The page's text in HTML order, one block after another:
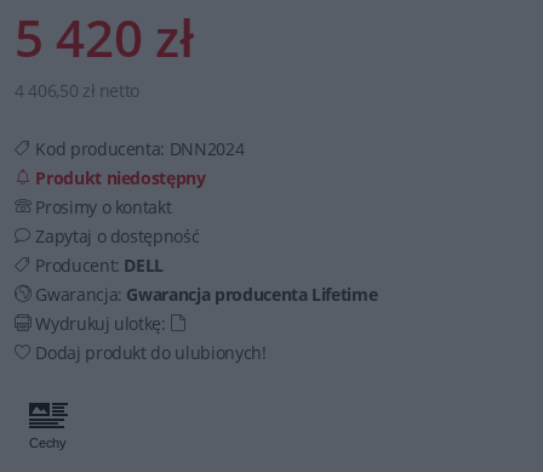
5 420 zł
4 406,50 zł netto
Kod producenta: DNN2024
Produkt niedostępny
Prosimy o kontakt
Zapytaj o dostępność
Producent: DELL
Gwarancja: Gwarancja producenta Lifetime
Wydrukuj ulotkę:
Dodaj produkt do ulubionych!